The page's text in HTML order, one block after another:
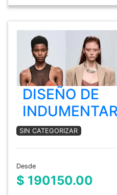
DISEÑO DE
SIN CATEGORIZAR
Desde
$ 190150.00